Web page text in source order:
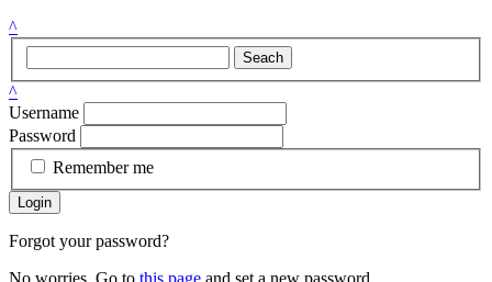
^
Seach
^
Username
Password
Remember me
Login
Forgot your password?